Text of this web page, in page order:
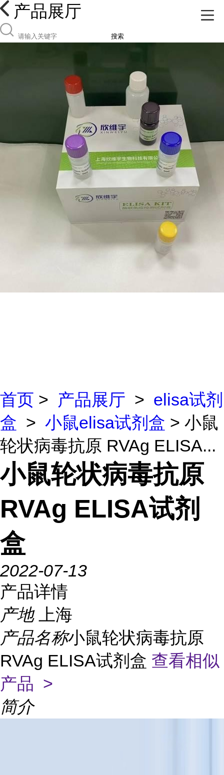
产品展厅
搜索
首页 > 产品展厅 > elisa试剂
盒 > 小鼠elisa试剂盒 > 小鼠
轮状病毒抗原 RVAg ELISA...
小鼠轮状病毒抗原
RVAg ELISA试剂
盒
2022-07-13
产品详情
产地
上海
产品名称小鼠轮状病毒抗原
RVAg ELISA试剂盒 查看相似
产品 >
简介